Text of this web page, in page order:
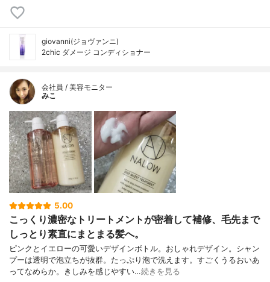
giovanni(ジョヴァンニ)
2chic ダメージ コンディショナー
会社員 / 美容モニター
みこ
5.00
こっくり濃密なトリートメントが密着して補修、毛先まで
しっとり素直にまとまる髪へ。
ピンクとイエローの可愛いデザインボトル。おしゃれデザイン。シャン
プーは透明で泡立ちが抜群。たっぷり泡で洗えます。すごくうるおいあ
ってなめらか。きしみを感じやすい…続きを見る